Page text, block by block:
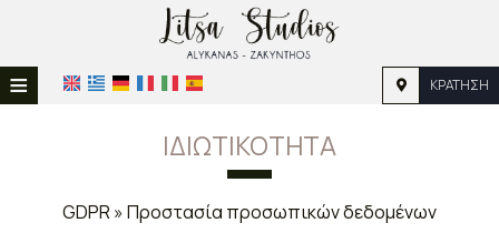
≡ ΚΡΆΤΗΣΗ
ΤΟΠΟΘΕΣΊΑ
ΔΙΑΜΟΝΉ
ΙΔΙΩΤΙΚΌΤΗΤΑ
GDPR » Προστασία προσωπικών δεδομένων